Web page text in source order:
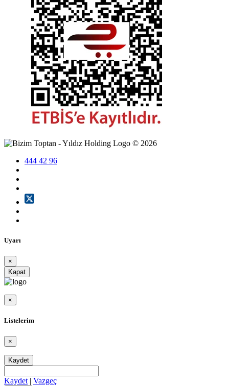
© 2026
444 42 96
Uyarı
×
Kapat
×
Listelerim
×
Kaydet
Kaydet | Vazgeç